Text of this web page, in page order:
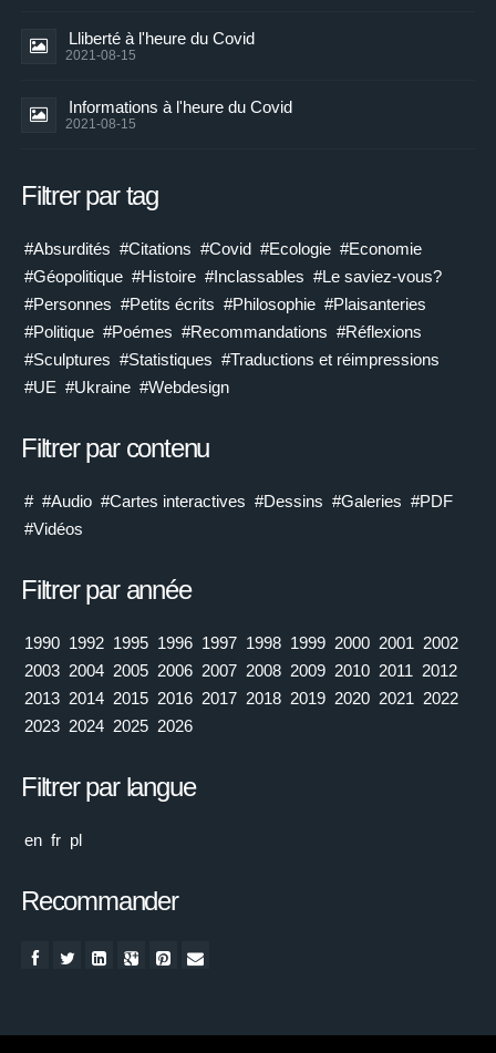
Lliberté à l'heure du Covid
2021-08-15
Informations à l'heure du Covid
2021-08-15
Filtrer par tag
#Absurdités #Citations #Covid #Ecologie #Economie
#Géopolitique #Histoire #Inclassables #Le saviez-vous?
#Personnes #Petits écrits #Philosophie #Plaisanteries
#Politique #Poémes #Recommandations #Réflexions
#Sculptures #Statistiques #Traductions et réimpressions
#UE #Ukraine #Webdesign
Filtrer par contenu
# #Audio #Cartes interactives #Dessins #Galeries #PDF
#Vidéos
Filtrer par année
1990 1992 1995 1996 1997 1998 1999 2000 2001 2002
2003 2004 2005 2006 2007 2008 2009 2010 2011 2012
2013 2014 2015 2016 2017 2018 2019 2020 2021 2022
2023 2024 2025 2026
Filtrer par langue
en fr pl
Recommander